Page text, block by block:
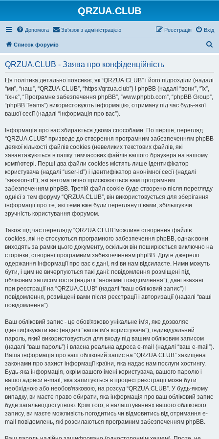
QRZUA.CLUB
Допомога Зв'язок з адміністрацією Вхід
Реєстрація
Список форумів
QRZUA.CLUB - Заява про конфіденційність
Ця політика детально пояснює, як “QRZUA.CLUB” і його підрозділи (надалі
“ми”, “наш”, “QRZUA.CLUB”, “https://qrzua.club”) і phpBB (надалі “вони”, “їх”,
“їхнє”, “Програмне забезпечення phpBB”, “www.phpbb.com”, “phpBB Group”,
“phpBB Teams”) використовують інформацію, отриману під час будь-якої
вашої сесії (надалі “інформація про вас”).
Інформація про вас збирається двома способами. По перше, перегляд
“QRZUA.CLUB” призведе до створення програмним забезпеченням phpBB
деякої кількості файлів cookies (невеликих текстових файлів, які
завантажуються в папку тимчасових файлів вашого браузера на вашому
комп'ютері. Перші два файли cookies містять лише ідентифікатор
користувача (надалі “user-id”) і ідентифікатор анонімної сесії (надалі
“session-id”), які автоматично присвоюються вам програмним
забезпеченням phpBB. Третій файл cookie буде створено після перегляду
однієї з тем форуму “QRZUA.CLUB”, він використовується для зберігання
інформації про те, які теми вже були переглянуті вами, збільшуючи
зручність користування форумом.
Також під час перегляду “QRZUA.CLUB”можливе створення файлів
cookies, які не стосуються програмного забезпечення phpBB, однак вони
виходять за рамки цього документу, оскільки він поширюється виключно на
сторінки, створені програмним забезпеченням phpBB. Друге джерело
одержання інформації про вас є дані, які ви нам відсилаєте. Ними можуть
бути, і цим не вичерпуються такі дані: повідомлення розміщені під
обліковим записом гостя (надалі “анонімні повідомлення”), дані вказані
при реєстрації на “QRZUA.CLUB” (надалі “ваш обліковий запис”) і
повідомлення, розміщені вами після реєстрації і авторизації (надалі “ваші
повідомлення”).
Ваш обліковий запис - це обов'язково унікальне ім'я, яке дозволяє
ідентифікувати вас (надалі “ваше ім'я користувача”), індивідуальний
пароль, який використовується для входу під вашим обліковим записом
(надалі “ваш пароль”) і власна реальна адреса e-mail (надалі “ваш e-mail”).
Ваша інформація про ваш обліковий запис на “QRZUA.CLUB” захищена
законами про захист інформації країни, яка надає нам послуги хостингу.
Будь-яка інформація, окрім вашого імені користувача, вашого паролю і
вашої адреси e-mail, яка запитується в процесі реєстрації може бути
необхідною або необов'язковою, на розсуд “QRZUA.CLUB”. У будь-якому
випадку, ви маєте право обирати, яка інформація про ваш обліковий запис
буде загальнодоступною. Крім того, в налаштуваннях вашого облікового
запису, ви маєте можливість погодитись чи відмовитись від отримання e-
mail повідомлень, які розсилаються програмним забезпеченням phpBB.